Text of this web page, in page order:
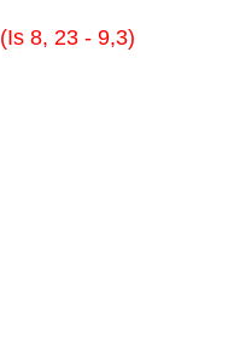
(Is 8, 23 - 9,3)